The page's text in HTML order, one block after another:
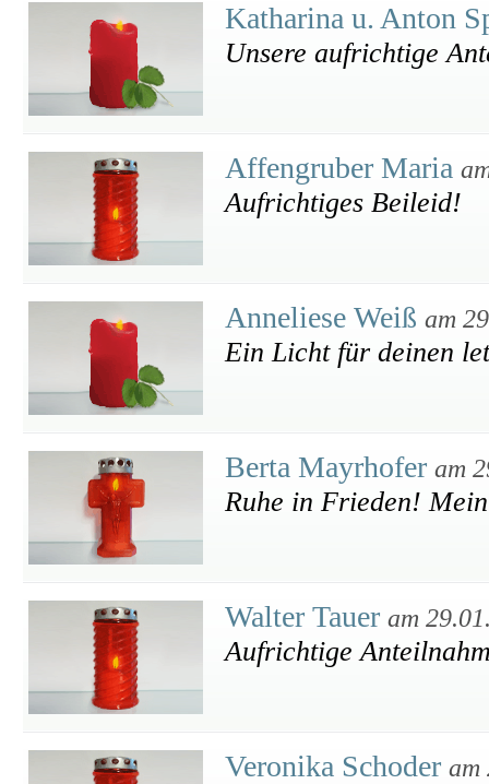
Katharina u. Anton
Unsere aufrichtige
Affengruber Maria
Aufrichtiges Beileid!
Anneliese Weiß am
Ein Licht für deinen
Berta Mayrhofer am
Ruhe in Frieden!
Walter Tauer am
Aufrichtige
Veronika Schoder am